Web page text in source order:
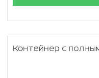
Контейнер с